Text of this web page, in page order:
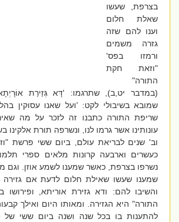
בצרפת, שעשו
שאלת חלום
וענו להם שזה
גזרה משמים
ורמזו בפס'
"וזאת חקת
התורה"
(במדבר יט,ב), שתרגמו: 'דָּא גְּזֵירַת אוֹרָיְתָא'
שמובא בשיבולי לקט: 'ועל שאנו עסוקין
שריפת התורה כתבנו זה לזכר על מה שאירע
עונותינו אשר גרמו לנו, ונשרפה תורת אלקינו
וב' שנים לבריאת עולם, ביום ששי פרשת
כעשרים וארבעה קרונות מלאים ספרי תלמוד
נשרפו בצרפת, כאשר שמענו לשמע אוזן. וגם מן
שמענו שעשו שאילת חלום לדעת אם גזירה
והשיבו להם: ודא גזירת אוריתא, ופירושו
התורה" היא הגזירה. ומאותו היום ואילך
להתענות בו בכל שנה ושנה ביום ששי של